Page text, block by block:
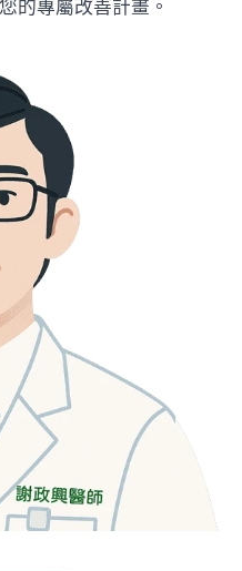
的專屬改善計畫。